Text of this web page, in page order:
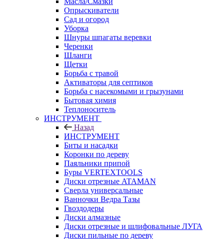
Опрыскиватели
Сад и огород
Уборка
Шнуры шпагаты веревки
Черенки
Шланги
Щетки
Борьба с травой
Активаторы для септиков
Борьба с насекомыми и грызунами
Бытовая химия
Теплоноситель
ИНСТРУМЕНТ
Назад
ИНСТРУМЕНТ
Биты и насадки
Коронки по дереву
Паяльники припой
Буры VERTEXTOOLS
Диски отрезные ATAMAN
Сверла универсальные
Ванночки Ведра Тазы
Гвоздодеры
Диски алмазные
Диски отрезные и шлифовальные ЛУГА
Диски пильные по дереву